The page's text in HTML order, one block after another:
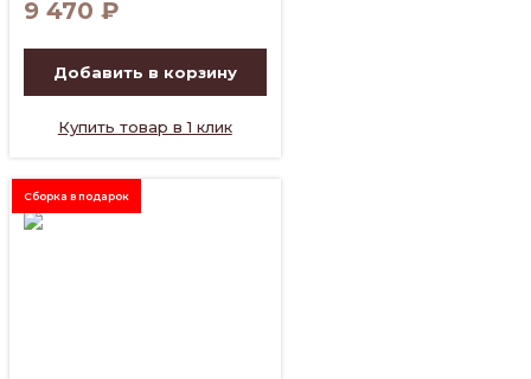
9 470 ₽
Добавить в корзину
Купить товар в 1 клик
Сборка в подарок